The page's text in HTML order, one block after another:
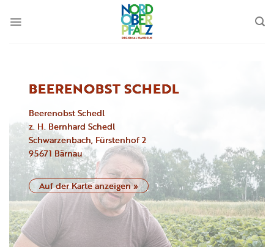
Inhalt
BEERENOBST SCHEDL
Beerenobst Schedl
z. H. Bernhard Schedl
Schwarzenbach, Fürstenhof2
95671 Bärnau
Auf der Karte anzeigen »